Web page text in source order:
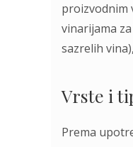
proizvodnim
vinarijama
sazrelih
Vrste i
Prema